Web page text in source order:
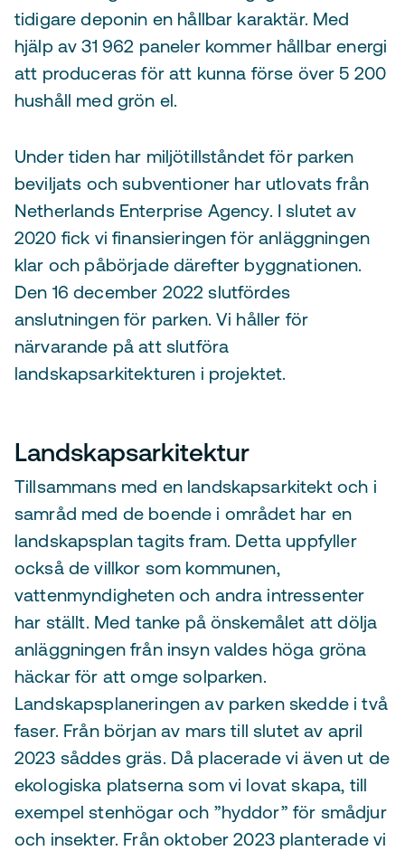
tidigare deponin en hållbar karaktär. Med
hjälp av 31 962 paneler kommer hållbar energi
att produceras för att kunna förse över 5 200
hushåll med grön el.
Under tiden har miljötillståndet för parken
beviljats och subventioner har utlovats från
Netherlands Enterprise Agency. I slutet av
2020 fick vi finansieringen för anläggningen
klar och påbörjade därefter byggnationen.
Den 16 december 2022 slutfördes
anslutningen för parken. Vi håller för
närvarande på att slutföra
landskapsarkitekturen i projektet.
Landskapsarkitektur
Tillsammans med en landskapsarkitekt och i
samråd med de boende i området har en
landskapsplan tagits fram. Detta uppfyller
också de villkor som kommunen,
vattenmyndigheten och andra intressenter
har ställt. Med tanke på önskemålet att dölja
anläggningen från insyn valdes höga gröna
häckar för att omge solparken.
Landskapsplaneringen av parken skedde i två
faser. Från början av mars till slutet av april
2023 såddes gräs. Då placerade vi även ut de
ekologiska platserna som vi lovat skapa, till
exempel stenhögar och ”hyddor” för smådjur
och insekter. Från oktober 2023 planterade vi